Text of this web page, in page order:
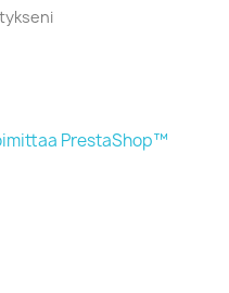
PrestaShop™